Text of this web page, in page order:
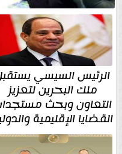
الرئيس السيسي
ملك البحرين لتعزيز
التعاون وبحث
القضايا الإقليمية